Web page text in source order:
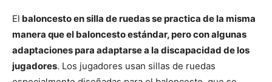
El baloncesto en silla de ruedas se practica de la misma
manera que el baloncesto estándar, pero con algunas
adaptaciones para adaptarse a la discapacidad de los
jugadores. Los jugadores usan sillas de ruedas